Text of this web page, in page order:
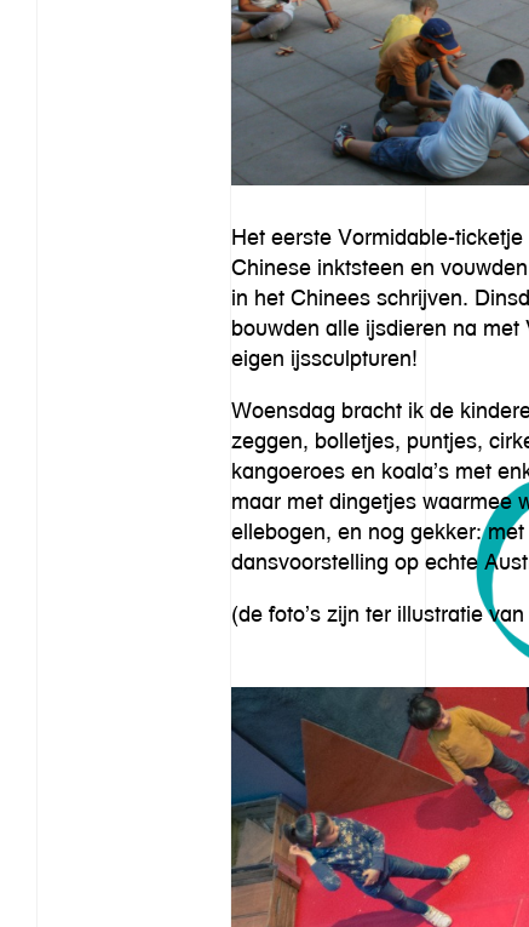
Het eerste Vormidable-
Chinese inktsteen en
in het Chinees schrijven.
bouwden alle ijsdieren na
eigen ijssculpturen!
Woensdag bracht ik de
zeggen, bolletjes, puntjes,
kangoeroes en koala’s met
maar met dingetjes waarmee
ellebogen, en nog gekker:
dansvoorstelling op echte
(de foto’s zijn ter illustratie